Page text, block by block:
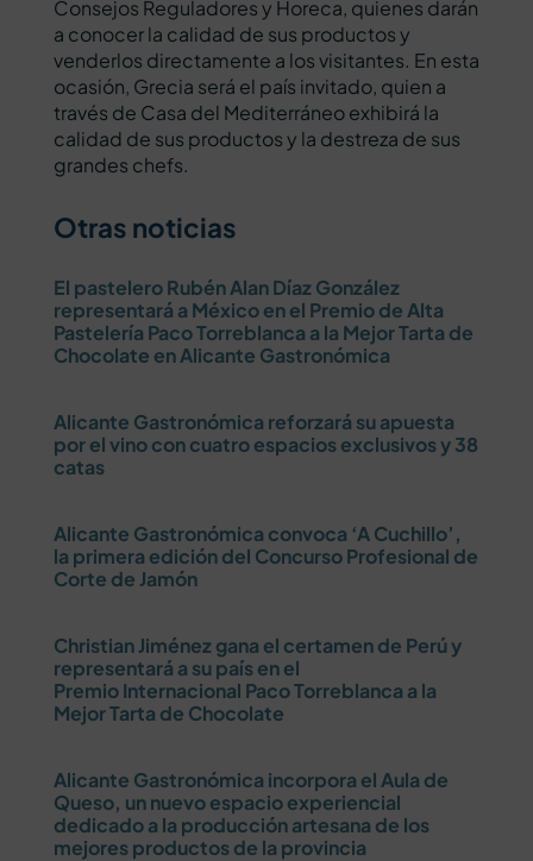
Consejos Reguladores y Horeca, quienes darán
a conocer la calidad de sus productos y
venderlos directamente a los visitantes. En esta
ocasión, Grecia será el país invitado, quien a
través de Casa del Mediterráneo exhibirá la
calidad de sus productos y la destreza de sus
grandes chefs.
Otras noticias
El pastelero Rubén Alan Díaz González
representará a México en el Premio de Alta
Pastelería Paco Torreblanca a la Mejor Tarta de
Chocolate en Alicante Gastronómica
Alicante Gastronómica reforzará su apuesta
por el vino con cuatro espacios exclusivos y 38
catas
Alicante Gastronómica convoca ‘A Cuchillo’,
la primera edición del Concurso Profesional de
Corte de Jamón
Christian Jiménez gana el certamen de Perú y
representará a su país en el
Premio Internacional Paco Torreblanca a la
Mejor Tarta de Chocolate
Alicante Gastronómica incorpora el Aula de
Queso, un nuevo espacio experiencial
dedicado a la producción artesana de los
mejores productos de la provincia